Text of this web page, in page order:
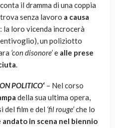
il dramma di una coppia
senza lavoro a causa
: la loro vicenda incrocerà
un poliziotto
‘con disonore’e alle prese
.
POLITICO‘ – Nel corso
della sua ultima opera,
del film e del ‘fil rouge’che lo
andato in scena nel biennio